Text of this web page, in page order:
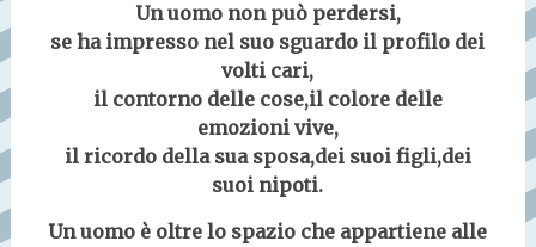
Un uomo non può perdersi,
se ha impresso nel suo sguardo il profilo dei
volti cari,
il contorno delle cose,il colore delle
emozioni vive,
il ricordo della sua sposa,dei suoi figli,dei
suoi nipoti.
Un uomo è oltre lo spazio che appartiene alle